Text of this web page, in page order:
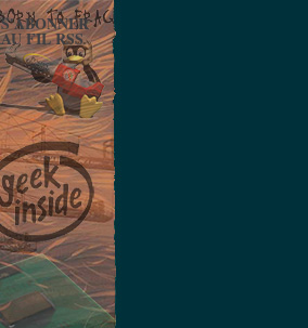
S'ABONNER
AU FIL RSS